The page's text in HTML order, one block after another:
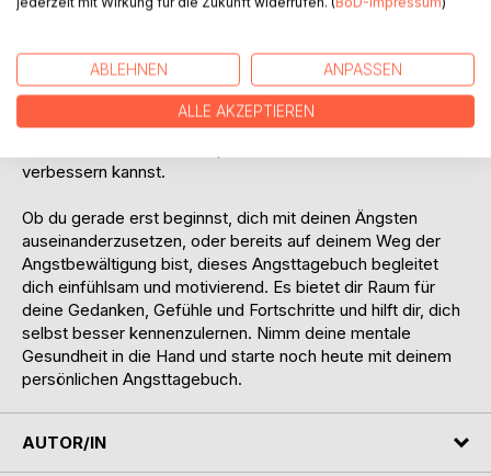
Angststörungen und eignet sich ideal als Ergänzung zu
Durch das regelmäßige Ausfüllen entwickelst du mehr
Achtsamkeit im Alltag und lernst, bewusster mit deinen
Emotionen umzugehen. Du erkennst, welche Situationen
Angst auslösen, welche Bewältigungsstrategien dir helfen
verbessern kannst.
Ob du gerade erst beginnst, dich mit deinen Ängsten
auseinanderzusetzen, oder bereits auf deinem Weg der
Angstbewältigung bist, dieses Angsttagebuch begleitet
dich einfühlsam und motivierend. Es bietet dir Raum für
deine Gedanken, Gefühle und Fortschritte und hilft dir, dich
selbst besser kennenzulernen. Nimm deine mentale
Gesundheit in die Hand und starte noch heute mit deinem
persönlichen Angsttagebuch.
AUTOR/IN
ABLEHNEN ANPASSEN
ALLE AKZEPTIEREN